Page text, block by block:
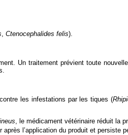
, Ctenocephalides felis).
Un traitement prévient toute
les infestations par les tiques (
, le médicament vétérinaire réduit la
après l’application du produit et persiste